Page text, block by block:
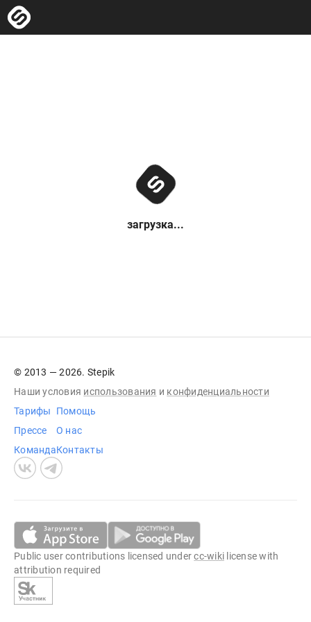
загрузка...
© 2013 — 2026. Stepik
Наши условия использования и конфиденциальности
Тарифы
Прессе
Команда
Помощь
О нас
Контакты
Public user contributions licensed undercc-wiki license with
attribution required